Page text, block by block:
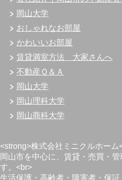
岡山大学
おしゃれなお部屋
かわいいお部屋
賃貸満室方法 大家さんへ
不動産Ｑ＆Ａ
岡山大学
岡山理科大学
岡山商科大学
<strong>株式会社ミニクルホーム
岡山市を中心に、賃貸・売買・
す。<br>
生活保護・高齢者・障害者・保